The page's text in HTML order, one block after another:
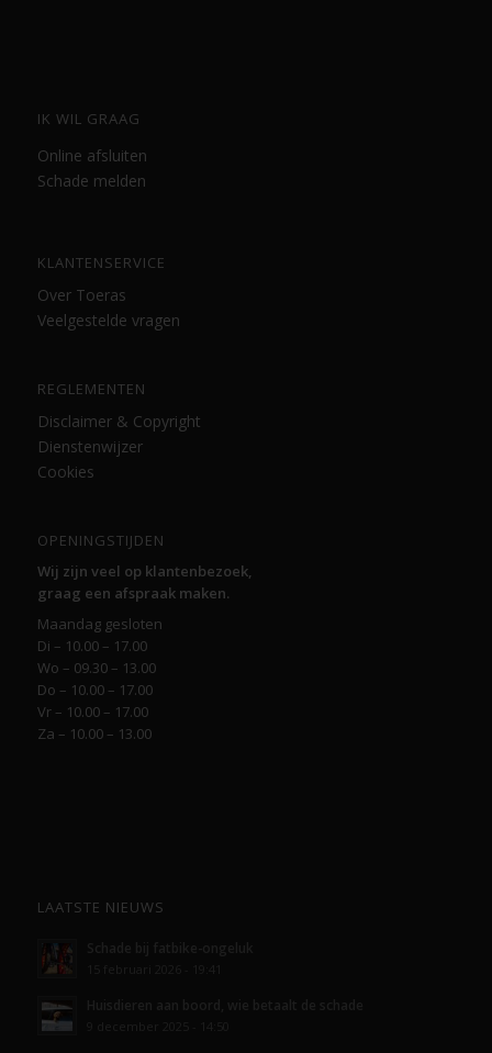
IK WIL GRAAG
Online afsluiten
Schade melden
KLANTENSERVICE
Over Toeras
Veelgestelde vragen
REGLEMENTEN
Disclaimer & Copyright
Dienstenwijzer
Cookies
OPENINGSTIJDEN
Wij zijn veel op klantenbezoek,
graag een afspraak maken.
Maandag gesloten
Di – 10.00 – 17.00
Wo – 09.30 – 13.00
Do – 10.00 – 17.00
Vr – 10.00 – 17.00
Za – 10.00 – 13.00
LAATSTE NIEUWS